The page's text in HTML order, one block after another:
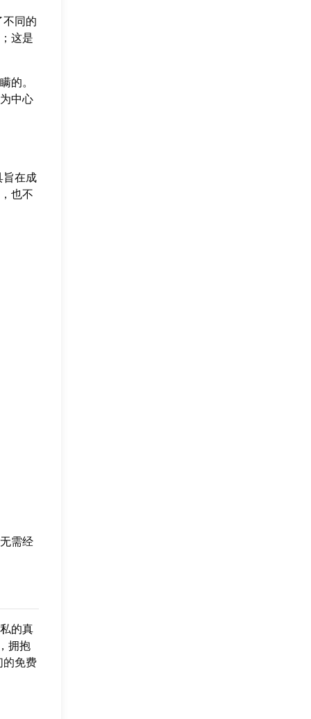
同的
这是
的。
中心
旨在成
也不
需经
的真
拥抱
的免费